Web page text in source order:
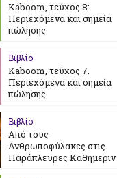
Kaboom, τεύχος 8:
Περιεχόμενα και σημεία
πώλησης
Βιβλίο
Kaboom, τεύχος 7.
Περιεχόμενα και σημεία
πώλησης
Βιβλίο
Από τους
Ανθρωποφύλακες στις
Παράπλευρες Καθημεριν